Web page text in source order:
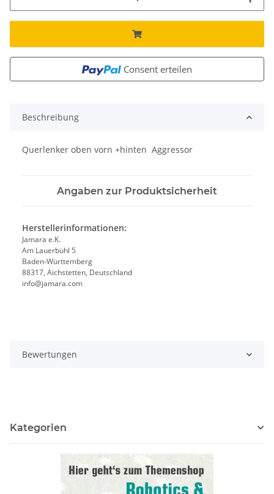
Consent erteilen
Beschreibung
Querlenker oben vorn +hinten Aggressor
Angaben zur Produktsicherheit
Herstellerinformationen:
Jamara e.K.
Am Lauerbühl 5
Baden-Württemberg
88317, Aichstetten, Deutschland
info@jamara.com
Bewertungen
Kategorien